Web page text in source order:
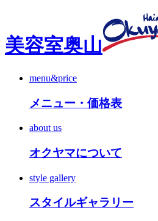
美容室奥山
menu&price
メニュー・価格表
about us
オクヤマについて
style gallery
スタイルギャラリー